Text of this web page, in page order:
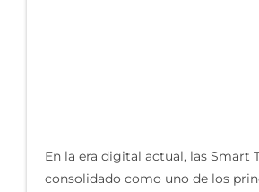
En la era digital actual, las Smart
consolidado como uno de los